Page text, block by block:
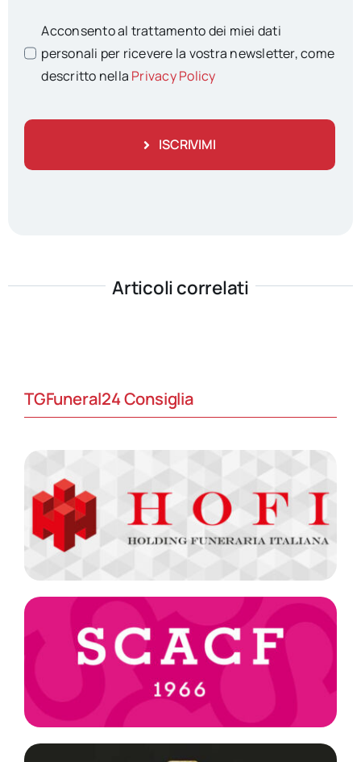
Acconsento al trattamento dei miei dati
personali per ricevere la vostra newsletter, come
descritto nella Privacy Policy
ISCRIVIMI
Articoli correlati
TGFuneral24 Consiglia